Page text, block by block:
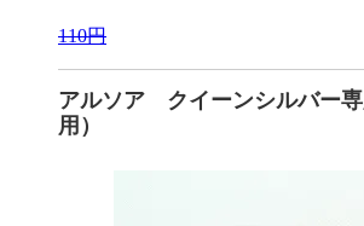
110円
アルソア クイーンシルバー専
用）